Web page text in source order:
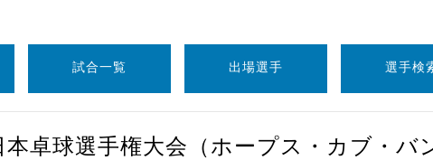
試合一覧 出場選手 選手検
卓球選手権大会（ホープス・カブ・バ